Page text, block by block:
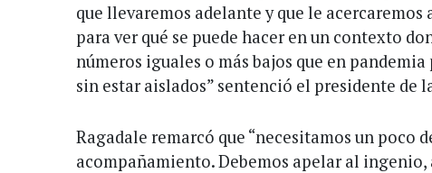
que llevaremos adelante y que le
para ver qué se puede hacer en un contexto
números iguales o más bajos que en
sin estar aislados” sentenció el presidente de
Ragadale remarcó que “necesitamos un poco
acompañamiento. Debemos apelar al